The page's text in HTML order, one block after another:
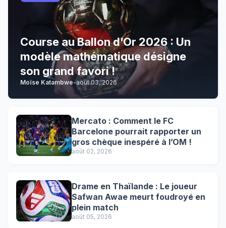
Course au Ballon d’Or 2026 : Un
modèle mathématique désigne
son grand favori !
Moïse Katambwe-août 03, 2026
Mercato : Comment le FC
Barcelone pourrait rapporter un
gros chèque inespéré à l’OM !
août 02, 2026
Drame en Thaïlande : Le joueur
Safwan Awae meurt foudroyé en
plein match
août 05, 2026